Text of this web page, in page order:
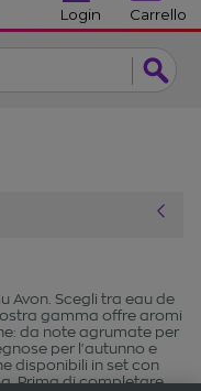
Login Carrello
Avon. Scegli tra eau de
gamma offre aromi
da note agrumate per
per l'autunno e
disponibili in set con
Prima di completare